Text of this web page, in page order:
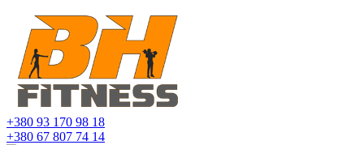
+380 93 170 98 18
+380 67 807 74 14